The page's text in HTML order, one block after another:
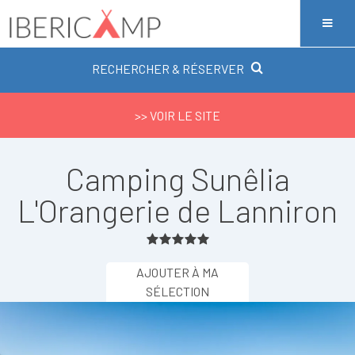
RECHERCHER & RÉSERVER
>> VOIR LE SITE
Camping Sunêlia
L'Orangerie de Lanniron
AJOUTER À MA
SÉLECTION